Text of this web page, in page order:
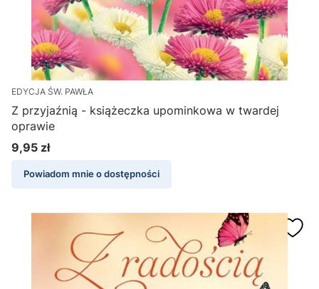
EDYCJA ŚW. PAWŁA
Z przyjaźnią - książeczka upominkowa w twardej
oprawie
Cena
9,95 zł
Powiadom mnie o dostępności